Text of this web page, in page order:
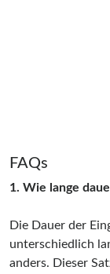
FAQs
1. Wie lange
Die Dauer der
unterschiedlich
anders. Dieser